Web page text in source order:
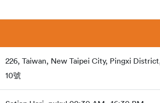
226, Taiwan, New Taipei City, Pingxi
10號